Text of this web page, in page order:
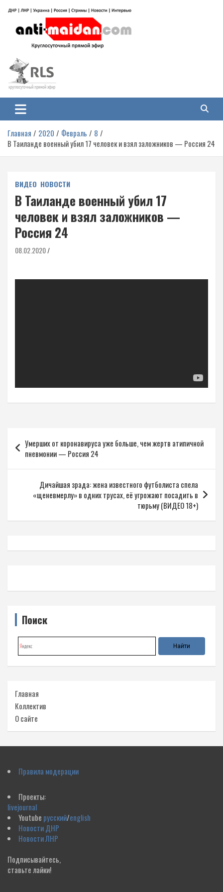
содержимому
Антимайдан: Гражданская война
на Украине
гражданской войне на Украине, включая события в Новороссии, ДНР,
ЛНР и других регионах.
Главная 2020 Февраль
8
В Таиланде военный убил 17 человек и взял заложников — Россия 24
ВИДЕО НОВОСТИ
В Таиланде военный убил 17
человек и взял заложников —
Россия 24
08.02.2020
по
записям
Умерших от коронавируса уже больше, чем жертв атипичной
пневмонии — Россия 24
Дичайшая зрада: жена известного футболиста спела
«щеневмерлу» в одних трусах, её угрожают посадить в
тюрьму (ВИДЕО 18+)
Поиск
Главная
Коллектив
О сайте
Правила модерации
Проекты:
livejournal
Youtube русский/english
Новости ДНР
Новости ЛНР
Подписывайтесь,
ставьте лайки!